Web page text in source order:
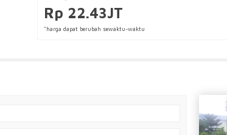
Rp 22.43JT
*harga dapat berubah sewaktu-waktu